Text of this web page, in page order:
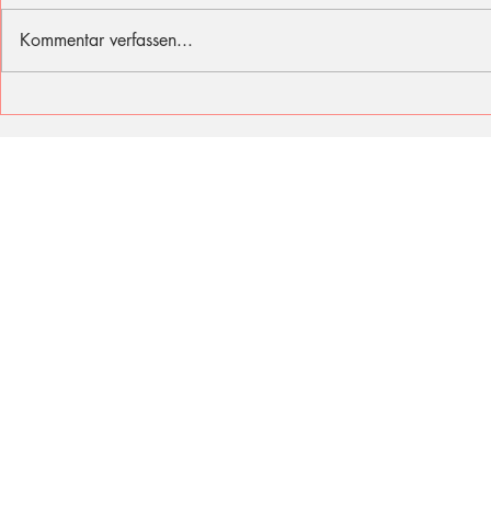
Ich fühle mit den Opfern des
Sommer,
Kommentar verfassen...